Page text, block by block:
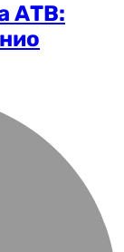
АТВ: